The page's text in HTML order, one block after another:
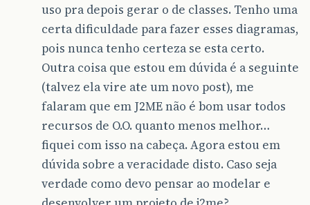
uso pra depois gerar o de classes. Tenho uma
certa dificuldade para fazer esses diagramas,
pois nunca tenho certeza se esta certo.
Outra coisa que estou em dúvida é a seguinte
(talvez ela vire ate um novo post), me
falaram que em J2ME não é bom usar todos
recursos de O.O. quanto menos melhor…
fiquei com isso na cabeça. Agora estou em
dúvida sobre a veracidade disto. Caso seja
verdade como devo pensar ao modelar e